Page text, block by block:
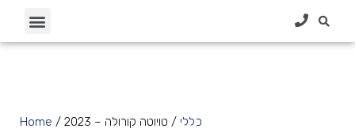
Home / כללי / טויוטה קורולה – 2023